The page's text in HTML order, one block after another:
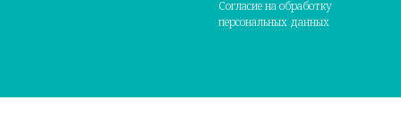
Согласие на обработку
персональных данных